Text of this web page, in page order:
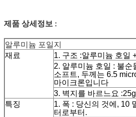
제품 상세정보 :
알루미늄 포일지
재료
1. 구조 :알루미늄 호일
2. 알루미늄 호일 : 불순
소프트, 두께는 6.5
마이크론입니다
3. 벽지를 바르느요
특징
1. 폭 : 당신의 것에, 10
터로부터.